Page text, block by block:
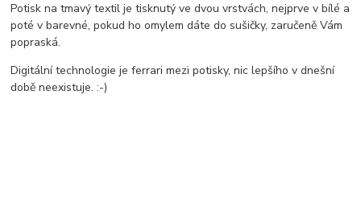
Potisk na tmavý textil je tisknutý ve dvou vrstvách, nejprve v bílé a
poté v barevné, pokud ho omylem dáte do sušičky, zaručeně Vám
popraská.
Digitální technologie je ferrari mezi potisky, nic lepšího v dnešní
době neexistuje. :-)